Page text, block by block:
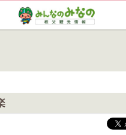
お祭り、花情報等の最新情報や観